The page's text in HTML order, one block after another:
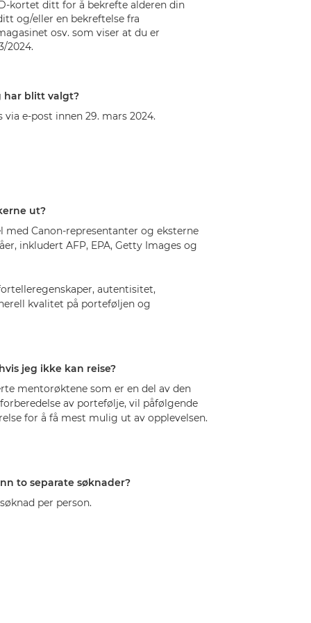
kortet ditt for å bekrefte alderen din
og/eller en bekreftelse fra
osv. som viser at du er
2024.
har blitt valgt?
e-post innen 29. mars 2024.
ut?
med Canon-representanter og eksterne
inkludert AFP, EPA, Getty Images og
autentisitet,
kvalitet på porteføljen og
jeg ikke kan reise?
mentorøktene som er en del av den
av portefølje, vil påfølgende
for å få mest mulig ut av opplevelsen.
to separate søknader?
per person.